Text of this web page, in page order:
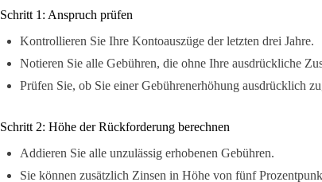
Schritt 1: Anspruch prüfen
Kontrollieren Sie Ihre Kontoauszüge der letzten drei Jahre.
Notieren Sie alle Gebühren, die ohne Ihre ausdrückliche
Prüfen Sie, ob Sie einer Gebührenerhöhung ausdrücklich
Schritt 2: Höhe der Rückforderung berechnen
Addieren Sie alle unzulässig erhobenen Gebühren.
Sie können zusätzlich Zinsen in Höhe von fünf